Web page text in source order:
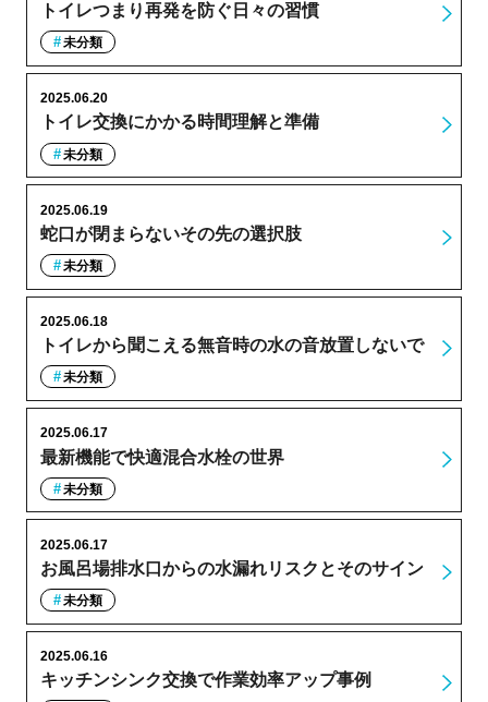
トイレつまり再発を防ぐ日々の習慣
未分類
トイレ交換にかかる時間理解と準備
2025.06.20
未分類
蛇口が閉まらないその先の選択肢
2025.06.19
未分類
トイレから聞こえる無音時の水の音放置しないで
2025.06.18
未分類
最新機能で快適混合水栓の世界
2025.06.17
未分類
お風呂場排水口からの水漏れリスクとそのサイン
2025.06.17
未分類
キッチンシンク交換で作業効率アップ事例
2025.06.16